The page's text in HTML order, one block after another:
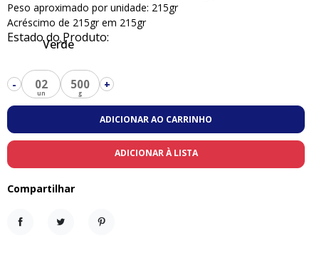
Peso aproximado por unidade: 215gr
Acréscimo de 215gr em 215gr
Estado do Produto:
Verde
- 02 500 +
ADICIONAR AO CARRINHO
ADICIONAR À LISTA
Compartilhar